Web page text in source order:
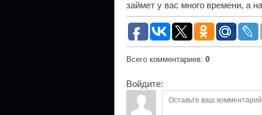
займет у вас много времени, а
Всего комментариев: 0
Войдите: